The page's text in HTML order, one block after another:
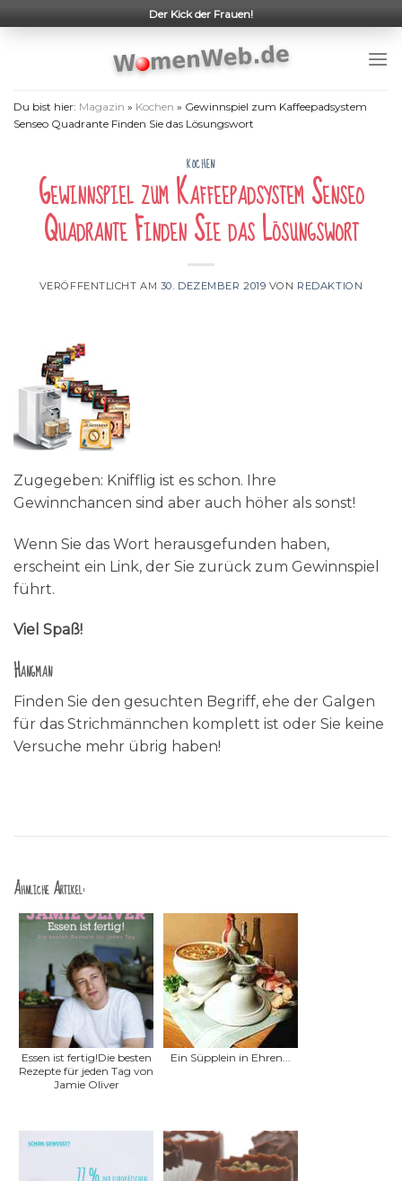
to
Der Kick der Frauen!
Du bist hier: Magazin » Kochen » Gewinnspiel zum Kaffeepadsystem
Senseo Quadrante Finden Sie das Lösungswort
KOCHEN
Gewinnspiel zum Kaffeepadsystem Senseo
Quadrante Finden Sie das Lösungswort
VERÖFFENTLICHT AM 30. DEZEMBER 2019 VON REDAKTION
Zugegeben: Knifflig ist es schon. Ihre
Gewinnchancen sind aber auch höher als sonst!
Wenn Sie das Wort herausgefunden haben,
erscheint ein Link, der Sie zurück zum Gewinnspiel
führt.
Viel Spaß!
Hangman
Finden Sie den gesuchten Begriff, ehe der Galgen
für das Strichmännchen komplett ist oder Sie keine
Versuche mehr übrig haben!
Ähnliche Artikel:
Essen ist fertig!Die besten
Rezepte für jeden Tag von
Jamie Oliver
Ein Süpplein in Ehren...